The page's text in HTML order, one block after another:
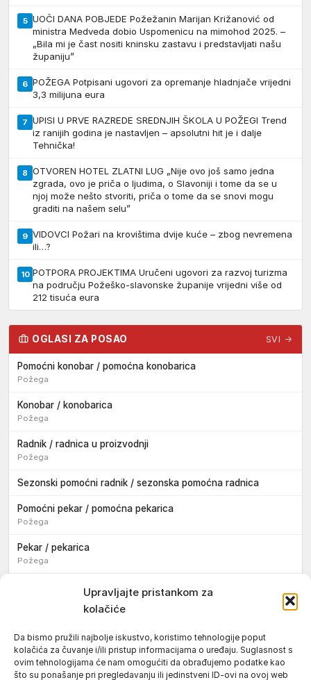
Upravljajte pristankom za
kolačiće
Da bismo pružili najbolje iskustvo, koristimo tehnologije poput
kolačića za čuvanje i/ili pristup informacijama o uređaju. Suglasnost s
ovim tehnologijama će nam omogućiti da obrađujemo podatke kao
što su ponašanje pri pregledavanju ili jedinstveni ID-ovi na ovoj web
5 UOČI DANA POBJEDE Požežanin Marijan Križanović od
ministra Medveda dobio Uspomenicu na mimohod 2025. –
„Bila mi je čast nositi kninsku zastavu i predstavljati našu
županiju”
6 POŽEGA Potpisani ugovori za opremanje hladnjače vrijedni
3,3 milijuna eura
7 UPISI U PRVE RAZREDE SREDNJIH ŠKOLA U POŽEGI Trend
iz ranijih godina je nastavljen – apsolutni hit je i dalje
Tehnička!
8 OTVOREN HOTEL ZLATNI LUG „Nije ovo još samo jedna
zgrada, ovo je priča o ljudima, o Slavoniji i tome da se u
njoj može nešto stvoriti, priča o tome da se snovi mogu
graditi na našem selu”
9 VIDOVCI Požari na krovištima dvije kuće – zbog nevremena
ili…?
10 POTPORA PROJEKTIMA Uručeni ugovori za razvoj turizma
na području Požeško-slavonske županije vrijedni više od
212 tisuća eura
OGLASI ZA POSAO SVI →
Pomoćni konobar / pomoćna konobarica
Požega
Konobar / konobarica
Požega
Radnik / radnica u proizvodnji
Požega
Sezonski pomoćni radnik / sezonska pomoćna radnica
Pomoćni pekar / pomoćna pekarica
Požega
Pekar / pekarica
Požega
Konobar / konobarica
Tokar / tokarica
Jakšić